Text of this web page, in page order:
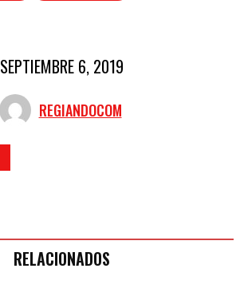
SEPTIEMBRE 6, 2019
REGIANDOCOM
RELACIONADOS